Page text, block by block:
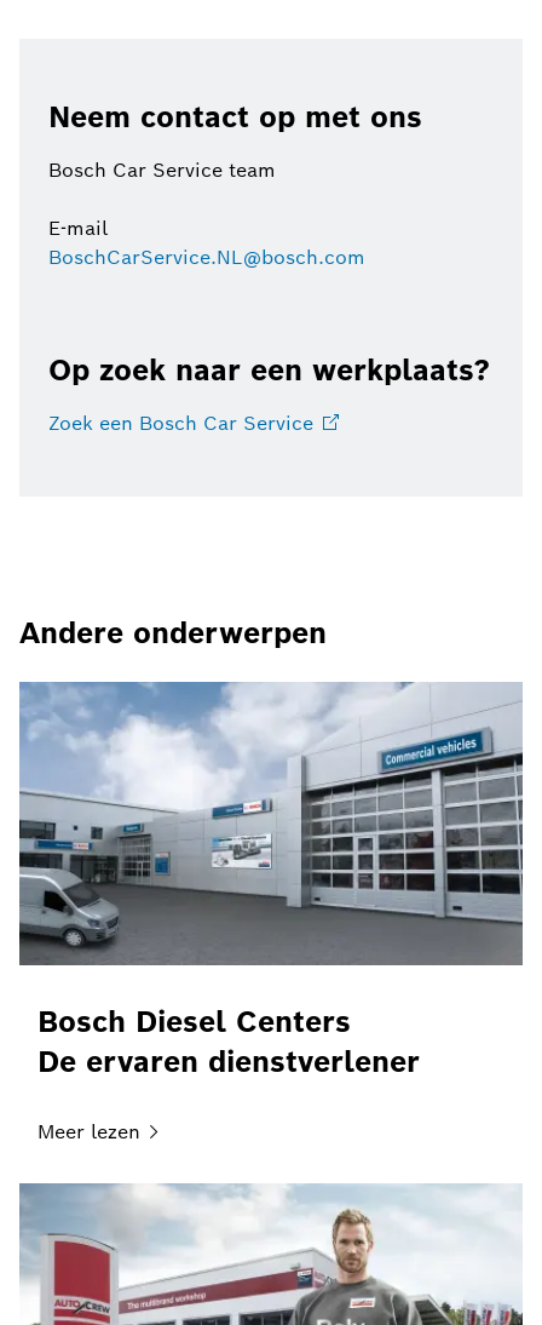
Neem contact op met ons
Bosch Car Service team
E-mail
BoschCarService.NL@bosch.com
Op zoek naar een werkplaats?
Zoek een Bosch Car Service
Andere onderwerpen
Bosch Diesel Centers
De ervaren dienstverlener
Meer lezen